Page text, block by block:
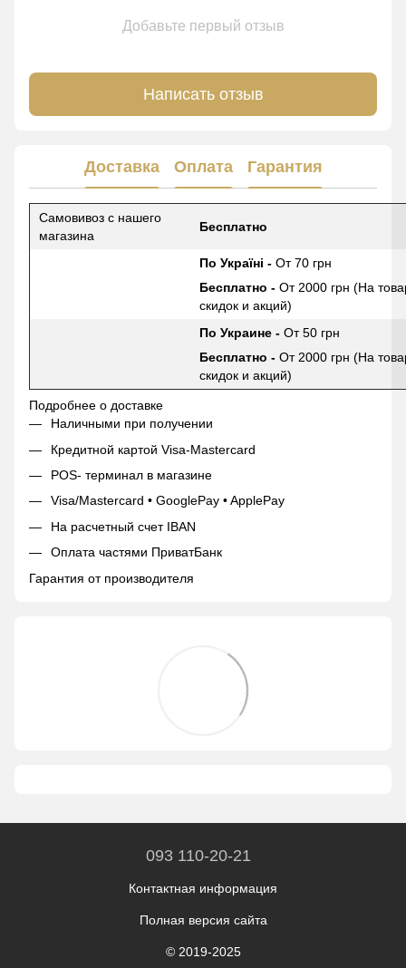
Добавьте первый отзыв
Написать отзыв
Доставка Оплата Гарантия
Самовивоз с нашего
магазина
Бесплатно
По Україні - От 70 грн
Бесплатно - От 2000 грн (На
скидок и акций)
По Украине - От 50 грн
Бесплатно - От 2000 грн (На
скидок и акций)
Подробнее о доставке
Наличными при получении
Кредитной картой Visa-Mastercard
POS- терминал в магазине
Visa/Mastercard • GooglePay • ApplePay
На расчетный счет IBAN
Оплата частями ПриватБанк
Гарантия от производителя
093 110-20-21
Контактная информация
Полная версия сайта
© 2019-2025